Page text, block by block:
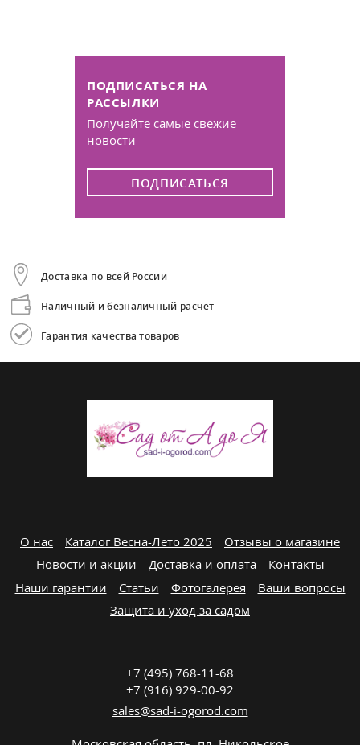
ПОДПИСАТЬСЯ НА
РАССЫЛКИ
Получайте самые свежие
новости
ПОДПИСАТЬСЯ
Доставка по всей России
Наличный и безналичный расчет
Гарантия качества товаров
О нас Каталог Весна-Лето 2025
Отзывы о магазине
Новости и акции
Доставка и оплата
Контакты
Наши гарантии
Статьи Фотогалерея
Ваши вопросы
Защита и уход за садом
+7 (495) 768-11-68
+7 (916) 929-00-92
sales@sad-i-ogorod.com